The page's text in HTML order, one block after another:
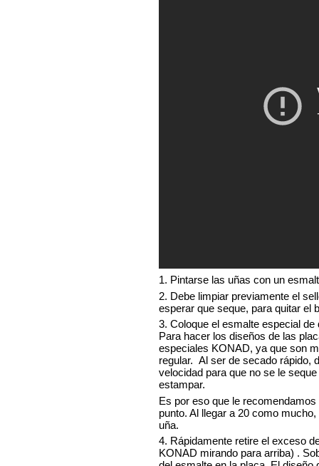
1. Pintarse las uñas con un
2. Debe limpiar previamente el
esperar que seque, para quitar el
3. Coloque el esmalte especial
Para hacer los diseños de las
especiales KONAD, ya que son
regular. Al ser de secado rápido,
velocidad para que no se le
estampar.
Es por eso que le
punto. Al llegar a 20 como
uña.
4. Rápidamente retire el exceso
KONAD mirando para arriba) .